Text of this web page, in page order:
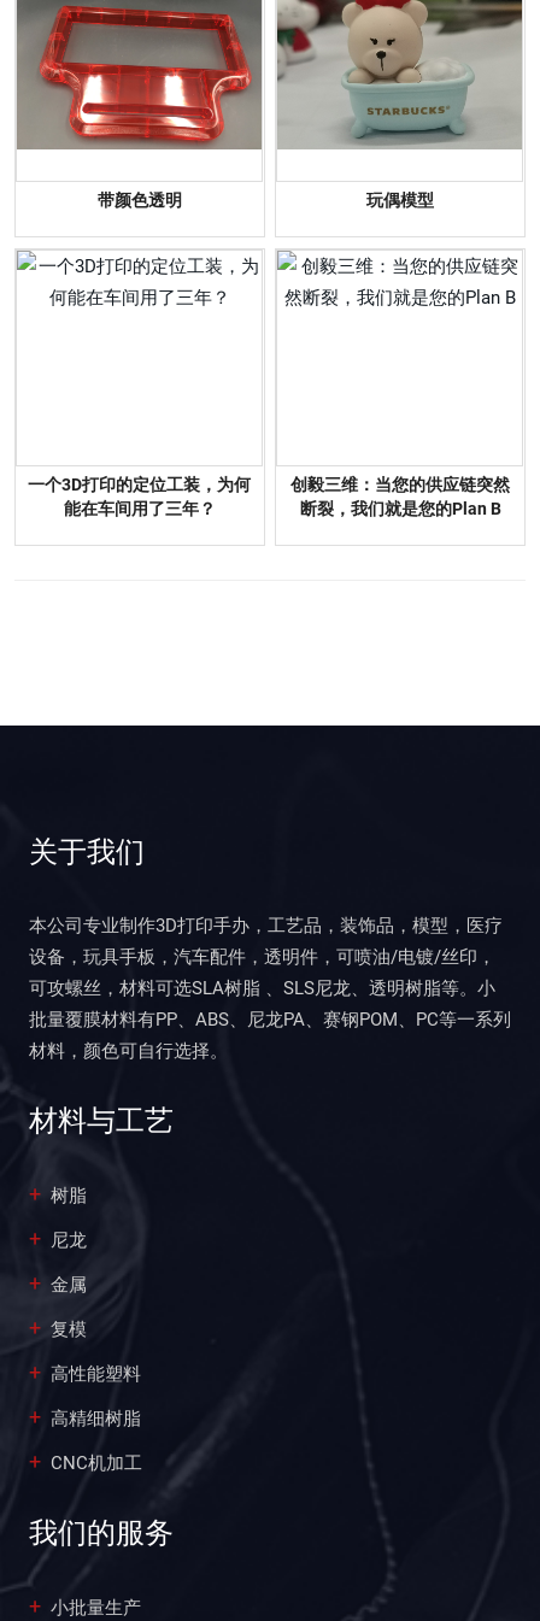
带颜色透明 玩偶模型
一个3D打印的定位工装，为何
能在车间用了三年？
创毅三维：当您的供应链突然
断裂，我们就是您的Plan B
关于我们
本公司专业制作3D打印手办，工艺品，装饰品，模型，医疗
设备，玩具手板，汽车配件，透明件，可喷油/电镀/丝印，
可攻螺丝，材料可选SLA树脂 、SLS尼龙、透明树脂等。小
批量覆膜材料有PP、ABS、尼龙PA、赛钢POM、PC等一系列
材料，颜色可自行选择。
材料与工艺
树脂
尼龙
金属
复模
高性能塑料
高精细树脂
CNC机加工
我们的服务
小批量生产